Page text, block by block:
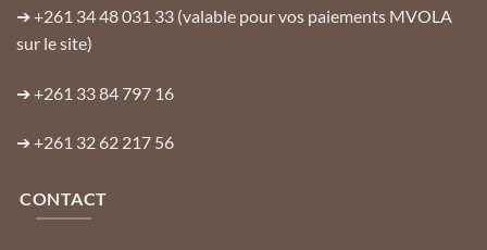
➔+261 34 48 031 33 (valable pour vos paiements MVOLA
sur le site)
➔+261 33 84 797 16
➔+261 32 62 217 56
CONTACT